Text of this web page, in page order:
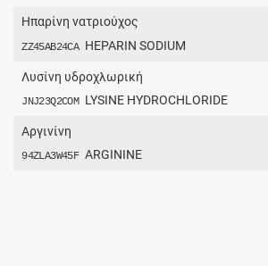
Ηπαρίνη νατριούχος
ZZ45AB24CA HEPARIN SODIUM
Λυσίνη υδροχλωρική
JNJ23Q2COM LYSINE HYDROCHLORIDE
Αργινίνη
94ZLA3W45F ARGININE